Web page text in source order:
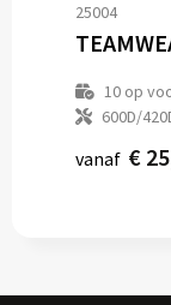
25004
10op
600D/
vanaf €